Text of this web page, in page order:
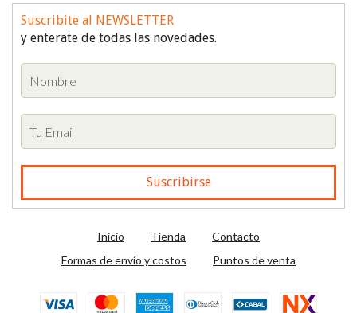
Suscribite al NEWSLETTER
y enterate de todas las novedades.
Inicio Tienda
Contacto
Formas de envío y costos
Puntos de venta